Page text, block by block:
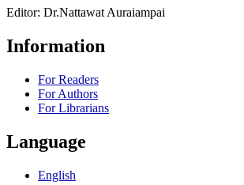
Editor: Dr.Nattawat Auraiampai
Information
For Readers
For Authors
For Librarians
Language
English